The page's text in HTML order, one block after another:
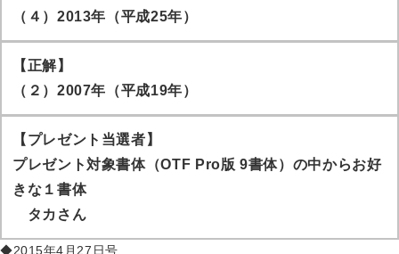
（４）2013年（平成25年）
【正解】
（２）2007年（平成19年）
【プレゼント当選者】
プレゼント対象書体（OTF Pro版 9書体）の中からお好
きな１書体
タカ さん
◆2015年4月27日号